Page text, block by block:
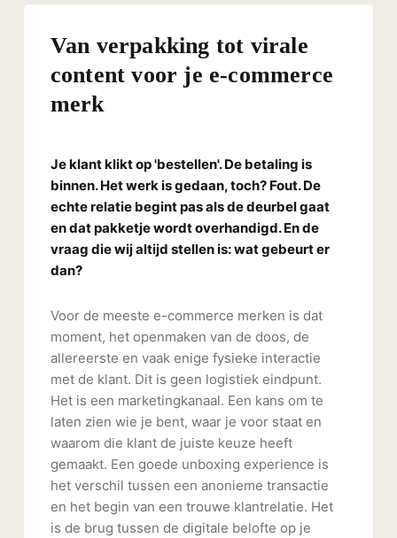
Van verpakking tot virale
content voor je e-commerce
merk
Je klant klikt op 'bestellen'. De betaling is
binnen. Het werk is gedaan, toch? Fout. De
echte relatie begint pas als de deurbel gaat
en dat pakketje wordt overhandigd. En de
vraag die wij altijd stellen is: wat gebeurt er
dan?
Voor de meeste e-commerce merken is dat
moment, het openmaken van de doos, de
allereerste en vaak enige fysieke interactie
met de klant. Dit is geen logistiek eindpunt.
Het is een marketingkanaal. Een kans om te
laten zien wie je bent, waar je voor staat en
waarom die klant de juiste keuze heeft
gemaakt. Een goede unboxing experience is
het verschil tussen een anonieme transactie
en het begin van een trouwe klantrelatie. Het
is de brug tussen de digitale belofte op je